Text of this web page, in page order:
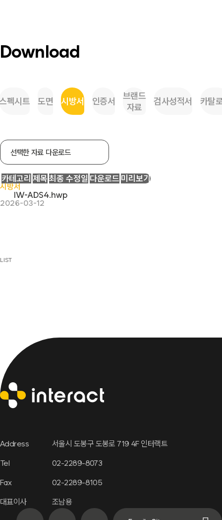
Download
펙시트 도면 시방서 인증서
브랜드
자료
검사성적서 카탈
선택한 자료 다운로드
카테고리 제목 최종 수정일 다운로드 미리보기
시방서
IW-ADS4.hwp
2026-03-12
LIST
Address 서울시 도봉구 도봉로 719 4F 인터랙트
Tel 02-2289-8073
Fax 02-2289-8105
대표이사 조남용